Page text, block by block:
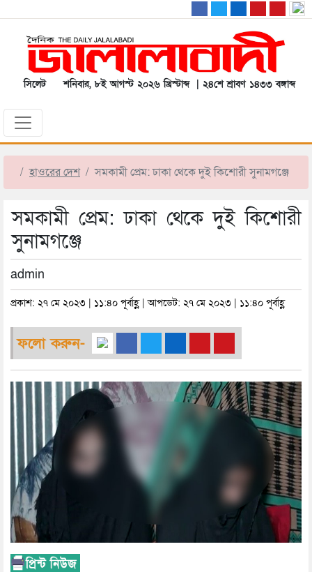
সিলেট শনিবার, ৮ই আগস্ট ২০২৬ খ্রিস্টাব্দ | ২৪শে শ্রাবণ ১৪৩৩ বঙ্গাব্দ
হাওরের দেশ সমকামী প্রেম: ঢাকা থেকে দুই কিশোরী সুনামগঞ্জে
সমকামী প্রেম: ঢাকা থেকে দুই কিশোরী
সুনামগঞ্জে
admin
প্রকাশ: ২৭ মে ২০২৩ | ১১:৪০ পূর্বাহ্ণ | আপডেট: ২৭ মে ২০২৩ | ১১:৪০ পূর্বাহ্ণ
ফলো করুন-